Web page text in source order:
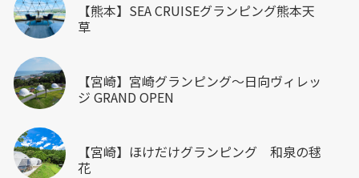
【熊本】SEA CRUISEグランピング熊本天
草
【宮崎】宮崎グランピング～日向ヴィレッ
ジ GRAND OPEN
【宮崎】ほけだけグランピング 和泉の毬
花